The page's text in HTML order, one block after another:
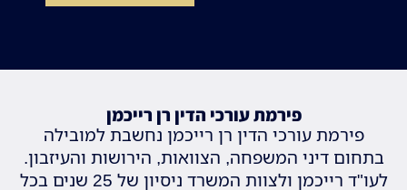
פירמת עורכי הדין רן רייכמן
פירמת עורכי הדין רן רייכמן נחשבת למובילה
בתחום דיני המשפחה, הצוואות, הירושות והעיזבון.
לעו"ד רייכמן ולצוות המשרד ניסיון של 25 שנים בכל